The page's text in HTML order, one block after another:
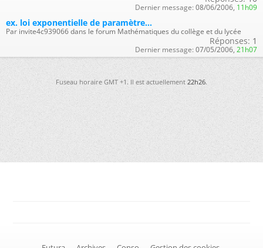
Dernier message: 08/06/2006, 11h09
ex. loi exponentielle de paramètre...
Par invite4c939066 dans le forum Mathématiques du collège et du lycée
Réponses: 1
Dernier message: 07/05/2006, 21h07
Fuseau horaire GMT +1. Il est actuellement22h26.